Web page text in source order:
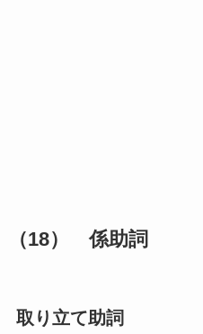
（18） 係助詞
取り立て助詞